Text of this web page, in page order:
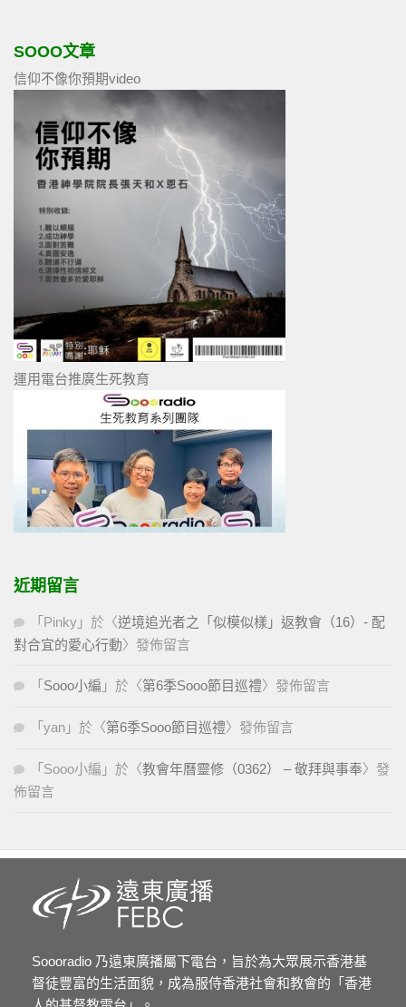
SOOO文章
信仰不像你預期video
運用電台推廣生死教育
近期留言
「 Pinky 」於〈逆境追光者之「似模似樣」返教會（16）- 配
對合宜的愛心行動〉發佈留言
「 Sooo小編 」於〈第6季Sooo節目巡禮〉發佈留言
「 yan 」於〈第6季Sooo節目巡禮〉發佈留言
「 Sooo小編 」於〈教會年曆靈修（0362） – 敬拜與事奉〉發
佈留言
Soooradio 乃遠東廣播屬下電台，旨於為大眾展示香港基
督徒豐富的生活面貌，成為服侍香港社會和教會的「香港